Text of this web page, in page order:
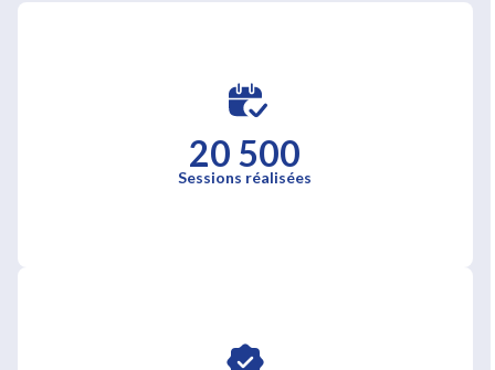
20 500
Sessions réalisées